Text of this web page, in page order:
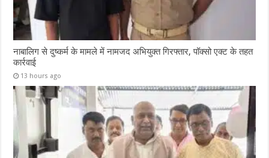
नाबालिग से दुष्कर्म के मामले में नामजद अभियुक्त गिरफ्तार, पॉक्सो एक्ट के तहत
कार्रवाई
13 hours ago